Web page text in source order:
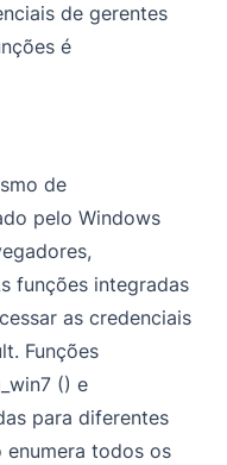
de gerentes
é
de
pelo Windows
funções integradas
as credenciais
Funções
() e
para diferentes
enumera todos os